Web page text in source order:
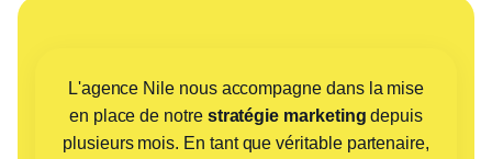
L'agence Nile nous accompagne dans la mise
en place de notre stratégie marketing depuis
plusieurs mois. En tant que véritable partenaire,